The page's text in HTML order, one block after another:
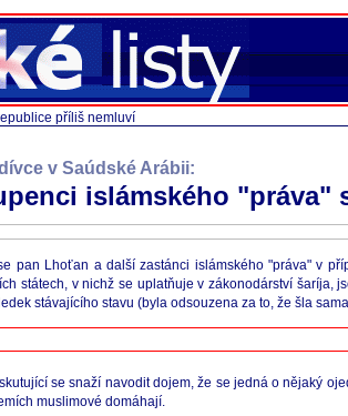
příliš nemluví
v Saúdské Arábii:
islámského "práva"
pan Lhoťan a další zastánci islámského "práva" v
státech, v nichž se uplatňuje v zákonodárství šaríja,
stávajícího stavu (byla odsouzena za to, že šla
se snaží navodit dojem, že se jedná o nějaký
muslimové domáhají.